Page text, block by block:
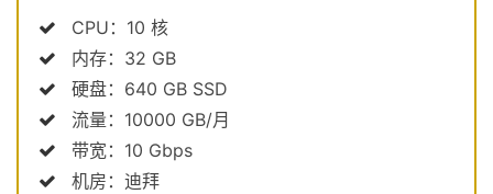
CPU：10 核
内存：32 GB
硬盘：640 GB SSD
流量：10000 GB/月
带宽：10 Gbps
机房：迪拜